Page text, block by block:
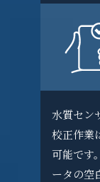
水質セン
校正作業
可能です
ータの空